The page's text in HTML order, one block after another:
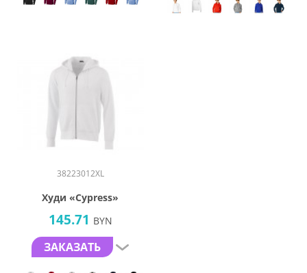
38223012XL
Худи «Cypress»
145.71 BYN
ЗАКАЗАТЬ